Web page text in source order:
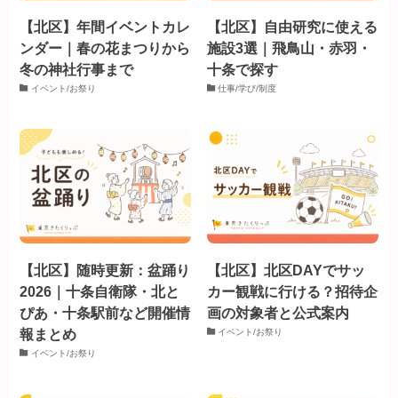
【北区】年間イベントカレ
ンダー｜春の花まつりから
冬の神社行事まで
イベント/お祭り
【北区】自由研究に使える
施設3選｜飛鳥山・赤羽・
十条で探す
仕事/学び/制度
【北区】随時更新：盆踊り
2026｜十条自衛隊・北と
ぴあ・十条駅前など開催情
報まとめ
イベント/お祭り
【北区】北区DAYでサッ
カー観戦に行ける？招待企
画の対象者と公式案内
イベント/お祭り